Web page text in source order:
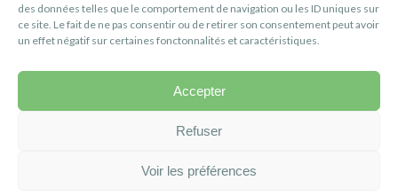
des données telles que le comportement de navigation ou les ID uniques sur
ce site. Le fait de ne pas consentir ou de retirer son consentement peut avoir
un effet négatif sur certaines fonctonnalités et caractéristiques.
Accepter
Refuser
Voir les préférences
Politique de confidentialité
Réalisation :Axe Création